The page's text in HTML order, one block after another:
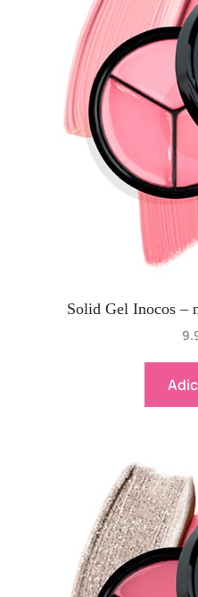
Solid Gel Inocos –